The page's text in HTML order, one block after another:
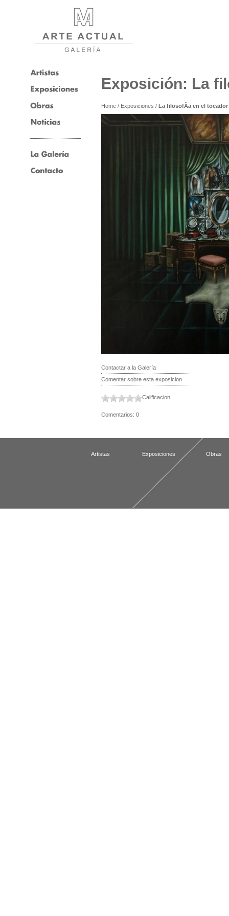
Exposición: La
Home/ Exposiciones / La filosofÃ­a en el tocador
Contactar a la Galería
Comentar sobre esta exposicion
Calificacion
Comentarios: 0
Artistas Exposiciones Obras